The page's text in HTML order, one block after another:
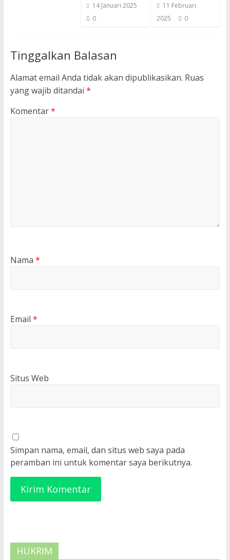
14 Januari 2025
0
11 Februari
2025
0
Tinggalkan Balasan
Alamat email Anda tidak akan dipublikasikan. Ruas
yang wajib ditandai *
Komentar*
Nama *
Email *
Situs Web
Simpan nama, email, dan situs web saya pada
peramban ini untuk komentar saya berikutnya.
HUKRIM